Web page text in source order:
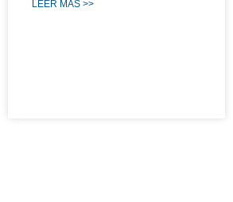
LEER MÁS >>